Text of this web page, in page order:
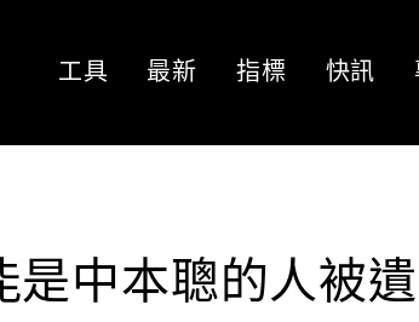
工具 最新 指標 快訊
中本聰的人被遺